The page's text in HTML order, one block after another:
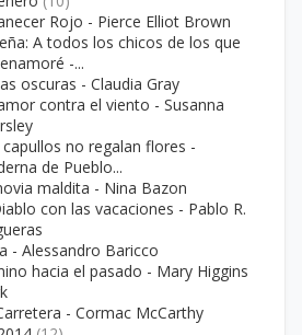
Rojo - Pierce Elliot Brown
A todos los chicos de los que
-...
oscuras - Claudia Gray
contra el viento - Susanna
no regalan flores -
de Pueblo...
maldita - Nina Bazon
con las vacaciones - Pablo R.
- Alessandro Baricco
hacia el pasado - Mary Higgins
- Cormac McCarthy